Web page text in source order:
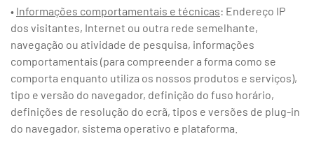
• Informações comportamentais e técnicas: Endereço IP
dos visitantes, Internet ou outra rede semelhante,
navegação ou atividade de pesquisa, informações
comportamentais (para compreender a forma como se
comporta enquanto utiliza os nossos produtos e serviços),
tipo e versão do navegador, definição do fuso horário,
definições de resolução do ecrã, tipos e versões de plug-in
do navegador, sistema operativo e plataforma.